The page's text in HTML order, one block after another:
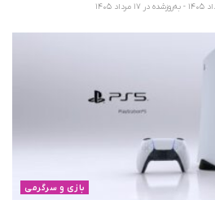
بازی و سرگرمی